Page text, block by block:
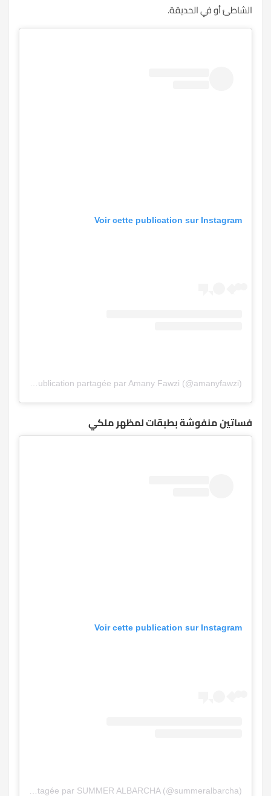
الشاطئ أو في الحديقة.
Voir cette publication sur Instagram
فساتين منفوشة بطبقات لمظهر ملكي
Voir cette publication sur Instagram
Une publication partagée par SUMMER ALBARCHA (@summeralbarcha)